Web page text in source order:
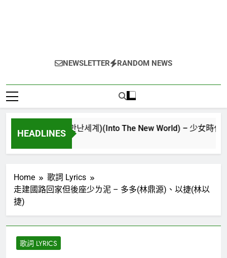
NEWSLETTER RANDOM NEWS
HEADLINES
逢的世界(다시만난세계)(Into The New World) – 少女時代(소
Home
歌詞 Lyrics
走建國路回家但後座少ㄌ泥 – 多多(林鼎源)、以捷(林以
捷)
歌詞 LYRICS